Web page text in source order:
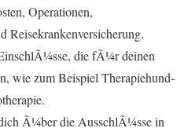
Operationen,
Reisekrankenversicherung.
die fÃ¼r deinen
wie zum Beispiel Therapiehund-
Ã¼ber die AusschlÃ¼sse in